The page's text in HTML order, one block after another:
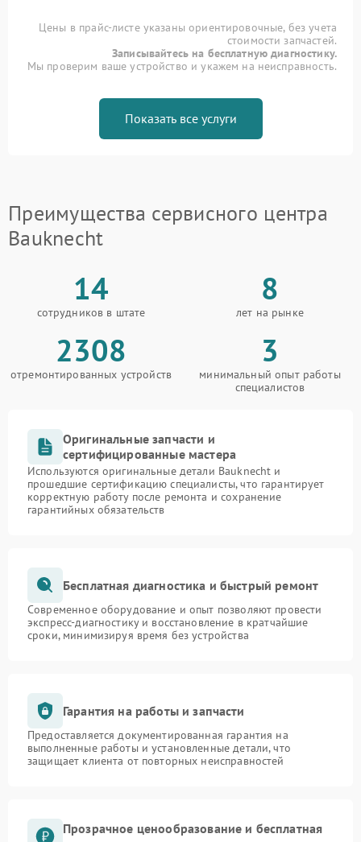
Цены в прайс-листе указаны ориентировочные, без учета
стоимости запчастей.
Записывайтесь на бесплатную диагностику.
Мы проверим ваше устройство и укажем на неисправность.
Показать все услуги
Преимущества сервисного центра
Bauknecht
14
сотрудников в штате
8
лет на рынке
2308
отремонтированных устройств
3
минимальный опыт работы
специалистов
Оригинальные запчасти и
сертифицированные мастера
Используются оригинальные детали Bauknecht и
прошедшие сертификацию специалисты, что гарантирует
корректную работу после ремонта и сохранение
гарантийных обязательств
Бесплатная диагностика и быстрый ремонт
Современное оборудование и опыт позволяют провести
экспресс-диагностику и восстановление в кратчайшие
сроки, минимизируя время без устройства
Гарантия на работы и запчасти
Предоставляется документированная гарантия на
выполненные работы и установленные детали, что
защищает клиента от повторных неисправностей
Прозрачное ценообразование и бесплатная